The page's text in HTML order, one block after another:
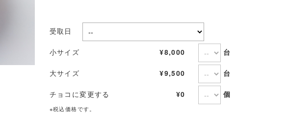
受取日
小サイズ ¥8,000 台
大サイズ ¥9,500 台
チョコに変更する ¥0 個
※税込価格です。